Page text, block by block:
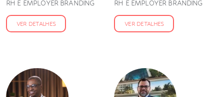
RH E EMPLOYER BRANDING
VER DETALHES
RH E EMPLOYER BRANDING
VER DETALHES